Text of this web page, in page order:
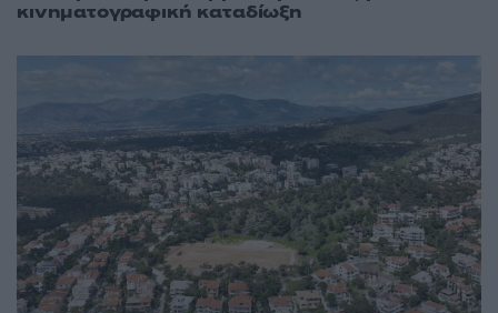
κινηματογραφική καταδίωξη